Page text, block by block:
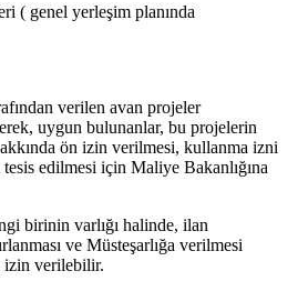
( genel yerleşim planında
verilen avan projeler
uygun bulunanlar, bu projelerin
ön izin verilmesi, kullanma izni
edilmesi için Maliye Bakanlığına
birinin varlığı halinde, ilan
ve Müsteşarlığa verilmesi
izin verilebilir.